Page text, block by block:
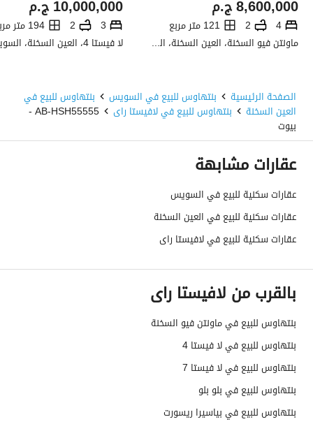
ج.م8,600,000
4
2
121 متر مربع
ماونتن فيو السخنة، العين السخنة، السويس
ج.م10,000,000
3
2
194 متر مربع
لا فيستا 4، العين السخنة، السويس
الصفحة الرئيسية بنتهاوس للبيع في السويس بنتهاوس للبيع في
العين السخنة بنتهاوس للبيع في لافيستا راى AB-HSH55555 -
بيوت
عقارات مشابهة
عقارات سكنية للبيع في السويس
عقارات سكنية للبيع في العين السخنة
عقارات سكنية للبيع في لافيستا راى
بالقرب من لافيستا راى
بنتهاوس للبيع في ماونتن فيو السخنة
بنتهاوس للبيع في لا فيستا 4
بنتهاوس للبيع في لا فيستا 7
بنتهاوس للبيع في بلو بلو
بنتهاوس للبيع في بياسيرا ريسورت